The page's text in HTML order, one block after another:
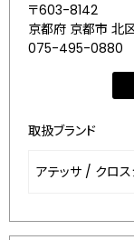
〒603-8142
京都府 京都市 北
075-495-0880
取扱ブランド
アテッサ / クロ